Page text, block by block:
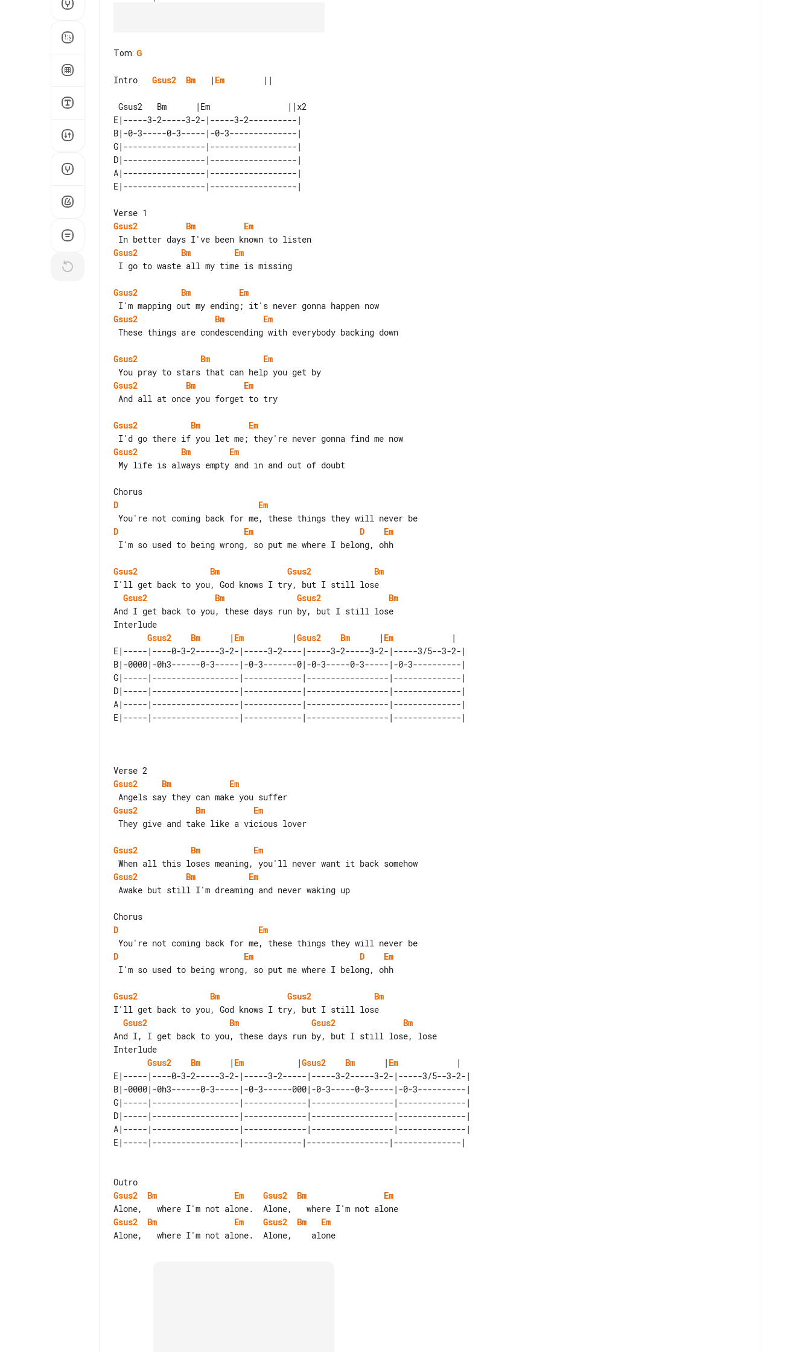
Tom: G
Intro Gsus2 Bm
   |
Em
        ||
E|-----3-2-----3-2-|-----3-2----------|
B|-0-3-----0-3-----|-0-3--------------|
G|-----------------|------------------|
D|-----------------|------------------|
A|-----------------|------------------|
Gsus2
Bm
Em
Gsus2
Bm
Em
Gsus2 Bm
Em
Gsus2
Bm
Em
Gsus2 Bm
Em
Gsus2
Bm
Em
Gsus2 Bm
Em
Gsus2
Bm
Em
D
Em
D
Em D
Em
Gsus2 Bm Gsus2
Bm
Gsus2
Bm Gsus2
Bm
Interlude
Gsus2
Bm
      |
Em
          |
Gsus2 Bm
      |
Em
            |
E|-----|----0-3-2-----3-2-|-----3-2----|-----3-2-----3-2-|-----3/5--3-2-|
B|-0000|-0h3------0-3-----|-0-3-------0|-0-3-----0-3-----|-0-3----------|
G|-----|------------------|------------|-----------------|--------------|
D|-----|------------------|------------|-----------------|--------------|
A|-----|------------------|------------|-----------------|--------------|
Gsus2
Bm
Em
Gsus2
Bm
Em
Gsus2 Bm
Em
Gsus2
Bm
Em
D
Em
D
Em D
Em
Gsus2 Bm Gsus2
Bm
Gsus2
Bm Gsus2
Bm
Interlude
Gsus2
Bm
      |
Em
           |
Gsus2 Bm
      |
Em
            |
E|-----|----0-3-2-----3-2-|-----3-2-----|-----3-2-----3-2-|-----3/5--3-2-|
B|-0000|-0h3------0-3-----|-0-3------000|-0-3-----0-3-----|-0-3----------|
G|-----|------------------|-------------|-----------------|--------------|
D|-----|------------------|-------------|-----------------|--------------|
A|-----|------------------|-------------|-----------------|--------------|
Gsus2
Bm Em Gsus2 Bm
Em
Gsus2
Bm Em Gsus2 Bm
Em